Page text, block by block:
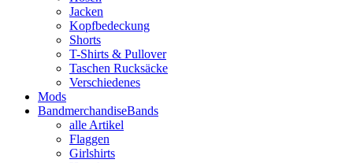
Jacken
Kopfbedeckung
Shorts
T-Shirts & Pullover
Taschen Rucksäcke
Verschiedenes
Mods
BandmerchandiseBands
alle Artikel
Flaggen
Girlshirts